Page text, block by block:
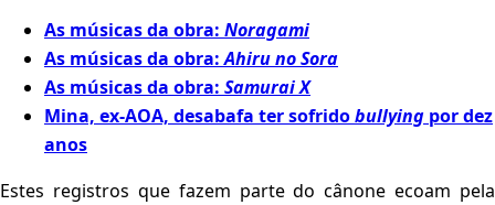
As músicas da obra: Noragami
As músicas da obra:Ahiru no Sora
As músicas da obra: Samurai X
Mina, ex-AOA, desabafa ter sofridobullying por dez
anos
Estes registros que fazem parte do cânone ecoam pela